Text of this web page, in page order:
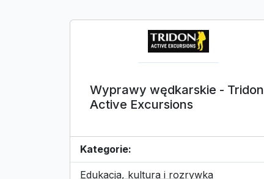
Wyprawy wędkarskie - Tridon
Active Excursions
Kategorie:
Edukacja, kultura i rozrywka